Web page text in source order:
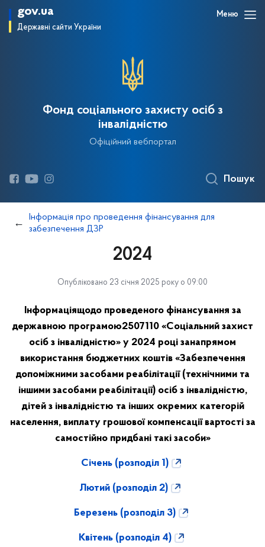
gov.ua
Державні сайти України
Меню
Фонд соціального захисту осіб з
інвалідністю
Офіційний вебпортал
Пошук
Інформація про проведення фінансування для
забезпечення ДЗР
2024
Опубліковано 23 січня 2025 року о 09:00
Інформаціящодо проведеного фінансування за
державною програмою2507110 «Соціальний захист
осіб з інвалідністю» у 2024 році занапрямом
використання бюджетних коштів «Забезпечення
допоміжними засобами реабілітації (технічними та
іншими засобами реабілітації) осіб з інвалідністю,
дітей з інвалідністю та інших окремих категорій
населення, виплату грошової компенсації вартості за
самостійно придбані такі засоби»
Січень (розподіл 1)
Лютий (розподіл 2)
Березень (розподіл 3)
Квітень (розподіл 4)